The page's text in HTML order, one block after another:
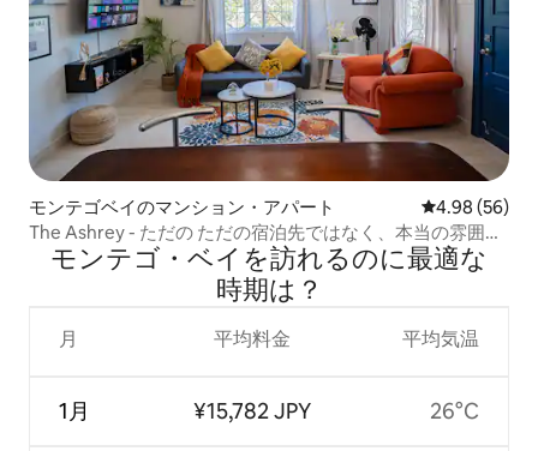
モンテゴベイのマンション・アパート レビュー56
4.98 (56)
The Ashrey - ただの ただの宿泊先ではなく、本当の雰囲気
を味わえます！
モンテゴ・ベイを訪⁠れ⁠るの⁠に最⁠適⁠な
時⁠期⁠は⁠？
月
1月
平均料金
¥15,782 JPY
平均気温
26°C